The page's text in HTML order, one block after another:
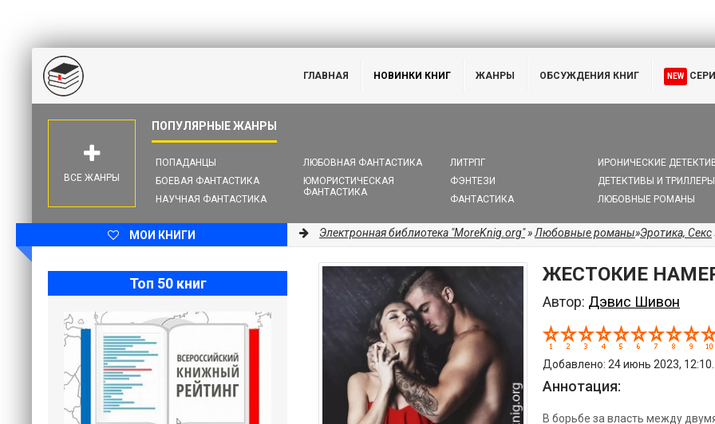
ГЛАВНАЯ НОВИНКИ КНИГ ЖАНРЫ ОБСУЖДЕНИЯ КНИГ NEW
ПОПАДАНЦЫ
БОЕВАЯ ФАНТАСТИКА
НАУЧНАЯ ФАНТАСТИКА
ЛЮБОВНАЯ ФАНТАСТИКА
ЮМОРИСТИЧЕСКАЯ
ФАНТАСТИКА
ЛИТРПГ
ФЭНТЕЗИ
ФАНТАСТИКА
ИРОНИЧЕСКИЕ
ДЕТЕКТИВЫ И ТРИЛЛЕРЫ
ЛЮБОВНЫЕ РОМАНЫ
ВСЕ ЖАНРЫ
МОИ КНИГИ Электронная библиотека "MoreKnig.org"»Любовные романы»Эротика, Секс
ЖЕСТОКИЕ
Автор: Дэвис Шивон
Добавлено: 24 июнь 2023,
Аннотация:
В борьбе за власть между
Топ 50 книг